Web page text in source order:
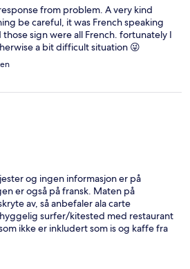
from problem. A very kind
be careful, it was French speaking
sign were all French. fortunately I
a bit difficult situation 😜
og ingen informasjon er på
er også på fransk. Maten på
av, så anbefaler ala carte
surfer/kitested med restaurant
ikke er inkludert som is og kaffe fra